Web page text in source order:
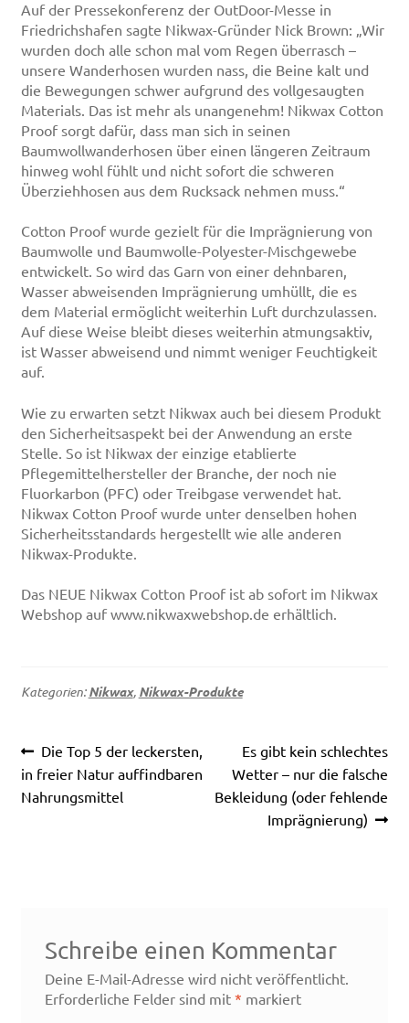
Auf der Pressekonferenz der OutDoor-Messe in
Friedrichshafen sagte Nikwax-Gründer Nick Brown: „Wir
wurden doch alle schon mal vom Regen überrasch –
unsere Wanderhosen wurden nass, die Beine kalt und
die Bewegungen schwer aufgrund des vollgesaugten
Materials. Das ist mehr als unangenehm! Nikwax Cotton
Proof sorgt dafür, dass man sich in seinen
Baumwollwanderhosen über einen längeren Zeitraum
hinweg wohl fühlt und nicht sofort die schweren
Überziehhosen aus dem Rucksack nehmen muss.“
Cotton Proof wurde gezielt für die Imprägnierung von
Baumwolle und Baumwolle-Polyester-Mischgewebe
entwickelt. So wird das Garn von einer dehnbaren,
Wasser abweisenden Imprägnierung umhüllt, die es
dem Material ermöglicht weiterhin Luft durchzulassen.
Auf diese Weise bleibt dieses weiterhin atmungsaktiv,
ist Wasser abweisend und nimmt weniger Feuchtigkeit
auf.
Wie zu erwarten setzt Nikwax auch bei diesem Produkt
den Sicherheitsaspekt bei der Anwendung an erste
Stelle. So ist Nikwax der einzige etablierte
Pflegemittelhersteller der Branche, der noch nie
Fluorkarbon (PFC) oder Treibgase verwendet hat.
Nikwax Cotton Proof wurde unter denselben hohen
Sicherheitsstandards hergestellt wie alle anderen
Nikwax-Produkte.
Das NEUE Nikwax Cotton Proof ist ab sofort im Nikwax
Webshop auf www.nikwaxwebshop.de erhältlich.
Kategorien:Nikwax, Nikwax-Produkte
Beitragsnavigation
Vorheriger
Beitrag:
Die Top 5 der leckersten,
in freier Natur auffindbaren
Nahrungsmittel
Nächster
Beitrag:
Es gibt kein schlechtes
Wetter – nur die falsche
Bekleidung (oder fehlende
Imprägnierung)
Schreibe einen Kommentar
Deine E-Mail-Adresse wird nicht veröffentlicht.
Erforderliche Felder sind mit * markiert